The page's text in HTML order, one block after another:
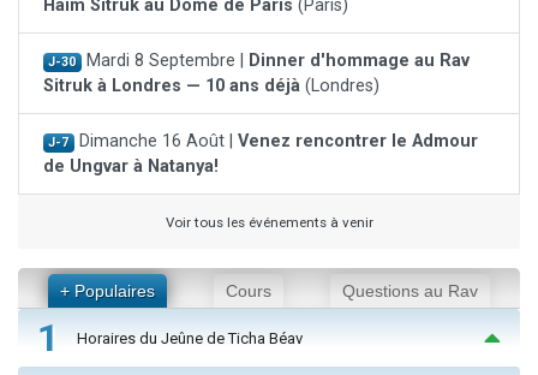
Haim Sitruk au Dome de Paris (Paris)
J-30 Mardi 8 Septembre |
Dinner d'hommage au Rav
Sitruk à Londres — 10 ans déjà (Londres)
J-7 Dimanche 16 Août | Venez rencontrer le Admour
de Ungvar à Natanya!
Voir tous les événements à venir
+ Populaires Cours Questions au Rav
1 Horaires du Jeûne de Ticha Béav